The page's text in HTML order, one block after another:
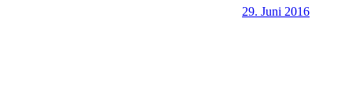
29. Juni 2016